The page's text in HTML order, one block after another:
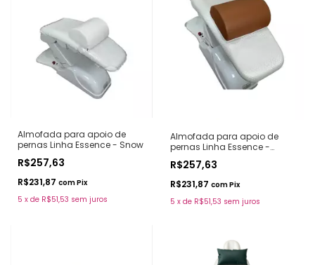
Almofada para apoio de
pernas Linha Essence - Snow
R$257,63
R$231,87 comPix
5 x de R$51,53 sem juros
Almofada para apoio de
pernas Linha Essence -
R$257,63
R$231,87 comPix
5 x de R$51,53 sem juros